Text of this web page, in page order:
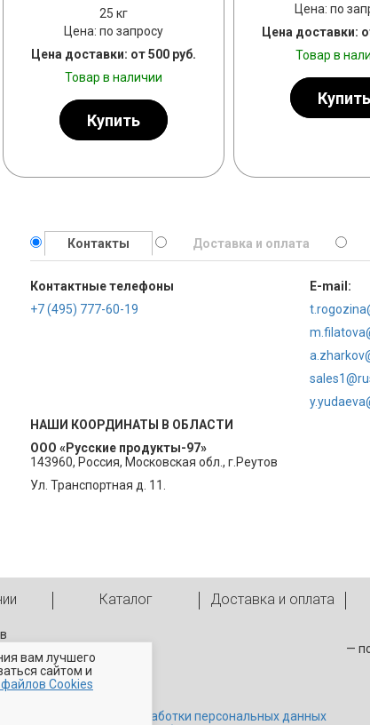
25 кг
Цена: по запросу
Цена доставки: от 500 руб.
Товар в наличии
Купить
Цена: по
Цена доставки:
Товар в
Купить
Контакты Доставка и оплата
Контактные телефоны
+7 (495) 777-60-19
E-mail:
НАШИ КООРДИНАТЫ В ОБЛАСТИ
ООО «Русские продукты-97»
143960, Россия, Московская обл., г.Реутов
Ул. Транспортная д. 11.
Каталог Доставка и оплата
—
Политика обработки персональных данных
вам лучшего
сайтом и
Cookies